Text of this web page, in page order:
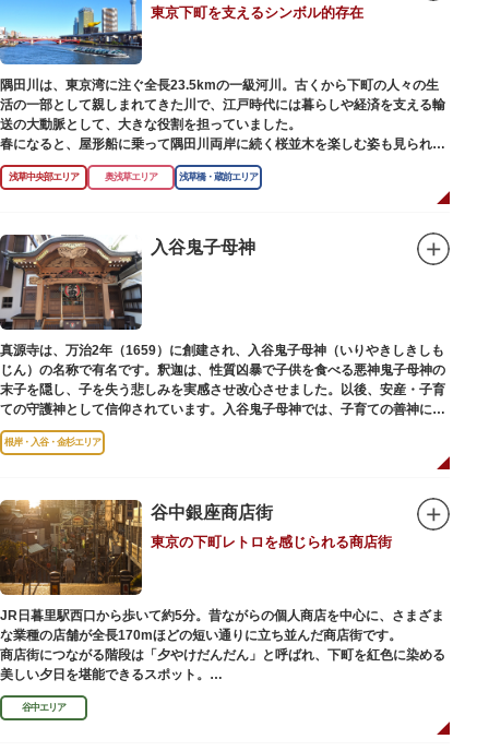
【撞球室】
当時の日本では非常に珍しいスイスの山小屋風の撞球室（ビリヤード場）
で、洋館から地下道でつながっています。通常は非公開ですが、毎月15日
（10月のみ10/16）に先着順で限定公開されています。
【和館大広間】
洋館に併置された名棟 梁大河喜十郎の手によるものと伝えられている書院造
りの和館で、当時は550坪に及ぶ洋館を遥かにしのぐ規模でしたが、現在は
冠婚葬祭などに使われていた大広間の1棟だけが残っています。
を一部踏襲している広大な庭は、建築様式同様に和洋併置式とされ、「芝
庭」をもつ近代庭園の初期の形を残しています。江戸時代の石碑や手水鉢、
庭石などが見られ、煉瓦塀を含めた敷地全体が重要文化財に指定されていま
す。
東京下町を支えるシンボル的存在
隅田川は、東京湾に注ぐ全長23.5kmの一級河川。古くから下町の人々の生
活の一部として親しまれてきた川で、江戸時代には暮らしや経済を支える輸
送の大動脈として、大きな役割を担っていました。
春になると、屋形船に乗って隅田川両岸に続く桜並木を楽しむ姿も見られ、
東京スカイツリーとのコラボレーションも、まさに絵になる光景です。ま
た、毎年7月の最終土曜日に開催される「隅田川花火大会」は、東京の夏の
川沿いには「隅田川テラス」と呼ばれる遊歩道も整備されています。心地よ
い風に吹かれながら、緑化が施された遊歩道で散歩やジョギングを楽しんだ
後は、オープンカフェでほっと一息つくのもおすすめです。
隅田川にかかる橋々も、それぞれ特徴的な形をしていて見応えは抜群。せっ
かくなら水上バスに乗船して、優雅に観察してみてはいかがでしょうか。
浅草中央部エリア 奥浅草エリア 浅草橋・蔵前エリア
入谷鬼子母神
真源寺は、万治2年（1659）に創建され、入谷鬼子母神（いりやきしきしも
じん）の名称で有名です。釈迦は、性質凶暴で子供を食べる悪神鬼子母神の
末子を隠し、子を失う悲しみを実感させ改心させました。以後、安産・子育
ての守護神として信仰されています。入谷鬼子母神では、子育ての善神にな
った由来からツノのない「おに」の文字を使っています。
根岸・入谷・金杉エリア
谷中銀座商店街
東京の下町レトロを感じられる商店街
JR日暮里駅西口から歩いて約5分。昔ながらの個人商店を中心に、さまざま
な業種の店舗が全長170mほどの短い通りに立ち並んだ商店街です。
商店街につながる階段は「夕やけだんだん」と呼ばれ、下町を紅色に染める
美しい夕日を堪能できるスポット。
谷中銀座商店街は1945年頃に自然発生的に生まれ、現在の近隣型商店街へと
発展。昭和の懐かしい商店街の景観を見ることができます。東京の下町レト
谷中エリア